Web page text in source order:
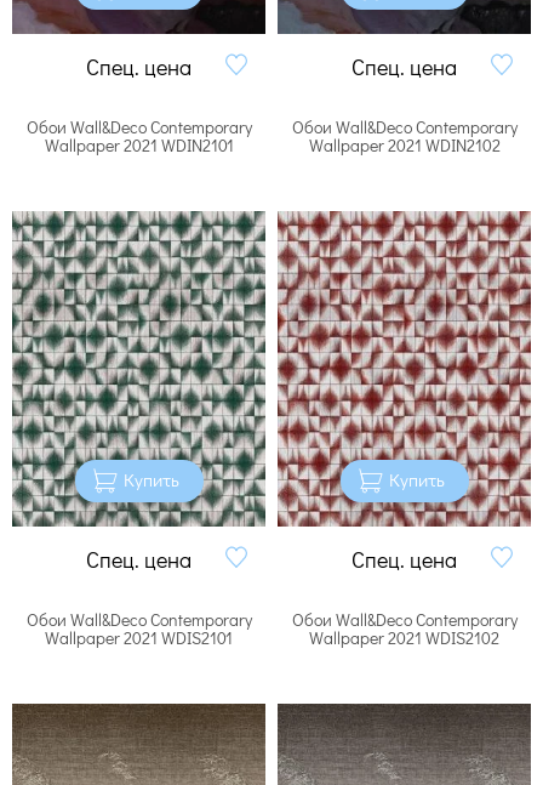
Спец. цена Спец. цена
Обои Wall&Deco Contemporary
Wallpaper 2021 WDIN2101
Купить
Спец. цена
Обои Wall&Deco Contemporary
Wallpaper 2021 WDIN2102
Купить
Спец. цена
Обои Wall&Deco Contemporary
Wallpaper 2021 WDIS2101
Обои Wall&Deco Contemporary
Wallpaper 2021 WDIS2102